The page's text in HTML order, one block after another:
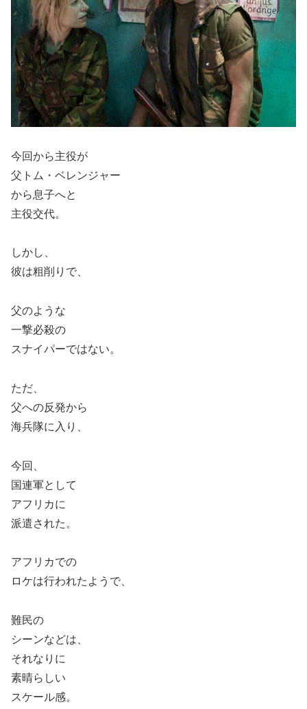
今回から主役が
父トム・ベレンジャー
から息子へと
主役交代。
しかし、
彼は粗削りで、
父のような
一撃必殺の
スナイパーではない。
ただ、
父への反発から
海兵隊に入り、
今回、
国連軍として
アフリカに
派遣された。
アフリカでの
ロケは行われたようで、
難民の
シーンなどは、
それなりに
素晴らしい
スケール感。